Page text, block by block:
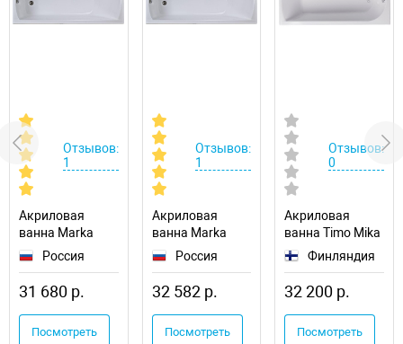
Отзывов:
1
Акриловая
ванна Marka
One Modern
01мод1870
Россия
31 680 р.
Посмотреть
Отзывов:
1
Акриловая
ванна Marka
One Modern
01мод1875
Россия
32 582 р.
Посмотреть
Отзывов:
0
Акриловая
ванна Timo Mika
180x80Финляндия
32 200 р.
Посмотреть